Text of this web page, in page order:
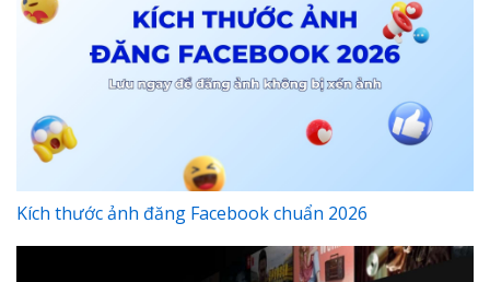
Kích thước ảnh đăng Facebook chuẩn 2026